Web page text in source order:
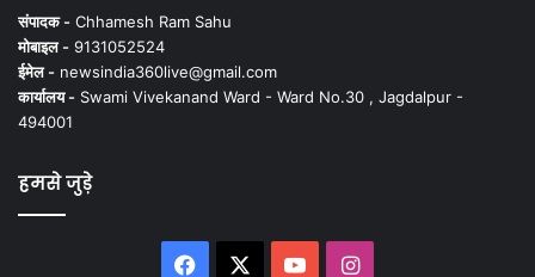
संपादक - Chhamesh Ram Sahu
मोबाइल - 9131052524
ईमेल - newsindia360live@gmail.com
कार्यालय - Swami Vivekanand Ward - Ward No.30 , Jagdalpur -
494001
हमसे जुड़े
Facebook YouTubeInstagram